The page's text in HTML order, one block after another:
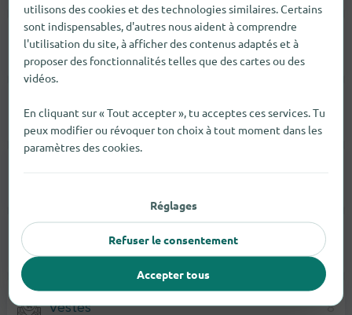
Mode Masculine
Mode Féminine
Maillots De Bain
Vestes 8
utilisons des cookies et des technologies similaires. Certains
sont indispensables, d'autres nous aident à comprendre
l'utilisation du site, à afficher des contenus adaptés et à
proposer des fonctionnalités telles que des cartes ou des
vidéos.
En cliquant sur « Tout accepter », tu acceptes ces services. Tu
peux modifier ou révoquer ton choix à tout moment dans les
paramètres des cookies.
Réglages
Refuser le consentement
Accepter tous